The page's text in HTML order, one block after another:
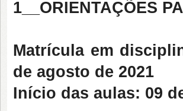
1__ORIENTAÇÕES
Matrícula em
de agosto de 2021
Início das aulas: 09